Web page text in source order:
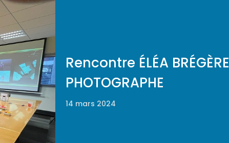
Rencontre ÉLÉA BRÉGÈRE
PHOTOGRAPHE
14 mars 2024